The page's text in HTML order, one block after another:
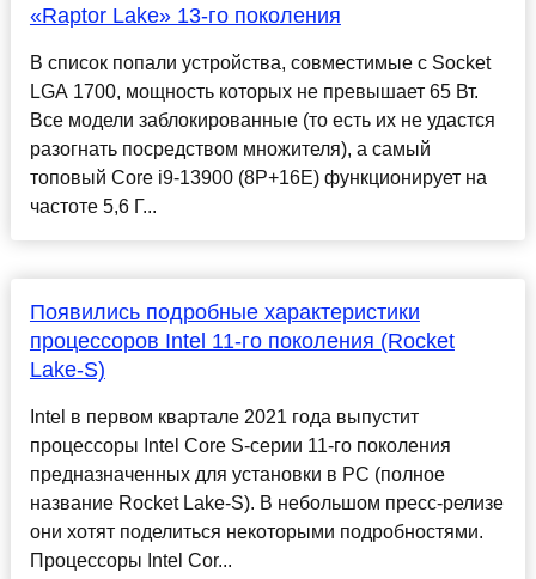
«Raptor Lake» 13-го поколения
В список попали устройства, совместимые с Socket
LGA 1700, мощность которых не превышает 65 Вт.
Все модели заблокированные (то есть их не удастся
разогнать посредством множителя), а самый
топовый Core i9-13900 (8P+16E) функционирует на
частоте 5,6 Г...
Появились подробные характеристики
процессоров Intel 11-го поколения (Rocket
Lake-S)
Intel в первом квартале 2021 года выпустит
процессоры Intel Core S-серии 11-го поколения
предназначенных для установки в PC (полное
название Rocket Lake-S). В небольшом пресс-релизе
они хотят поделиться некоторыми подробностями.
Процессоры Intel Cor...